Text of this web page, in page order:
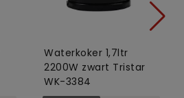
Waterkoker 1,7ltr
2200W zwart Tristar
WK-3384